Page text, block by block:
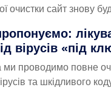
очистки сайт знову
вірусів «під
ми проводимо повне
та шкідливого